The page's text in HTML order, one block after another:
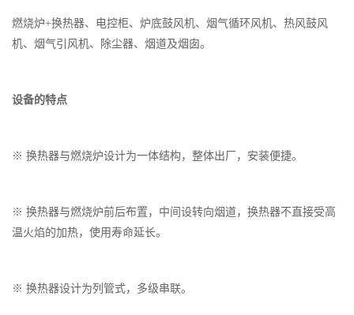
燃烧炉+换热器、电控柜、炉底鼓风机、烟气循环风机、热风鼓风
机、烟气引风机、除尘器、烟道及烟囱。
设备的特点
※ 换热器与燃烧炉设计为一体结构，整体出厂，安装便捷。
※ 换热器与燃烧炉前后布置，中间设转向烟道，换热器不直接受高
温火焰的加热，使用寿命延长。
※ 换热器设计为列管式，多级串联。